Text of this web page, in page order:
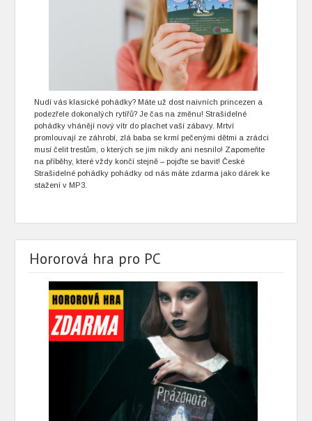
Nudí vás klasické pohádky? Máte už dost naivních princezen a
podezřele dokonalých rytířů? Je čas na změnu! Strašidelné
pohádky vhánějí nový vítr do plachet vaší zábavy. Mrtví
promlouvají ze záhrobí, zlá baba se krmí pečenými dětmi a zrádci
musí čelit trestům, o kterých se jim nikdy ani nesnilo! Zapomeňte
na příběhy, které vždy končí stejně – pojďte se bavit! České
Strašidelné pohádky pohádky od nás máte zdarma jako dárek ke
stažení v MP3.
Hororová hra pro PC